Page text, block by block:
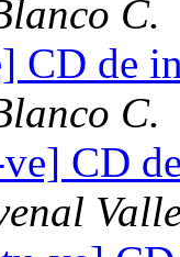
C.
CD de
C.
CD